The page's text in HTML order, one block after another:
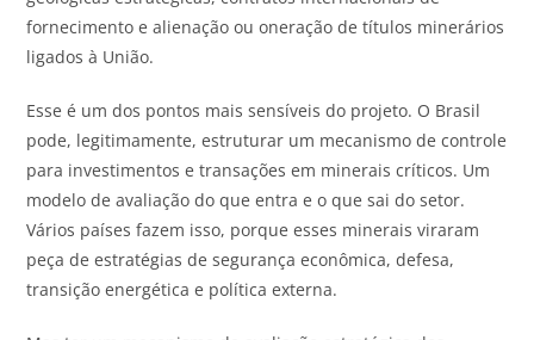
fornecimento e alienação ou oneração de títulos minerários
ligados à União.
Esse é um dos pontos mais sensíveis do projeto. O Brasil
pode, legitimamente, estruturar um mecanismo de controle
para investimentos e transações em minerais críticos. Um
modelo de avaliação do que entra e o que sai do setor.
Vários países fazem isso, porque esses minerais viraram
peça de estratégias de segurança econômica, defesa,
transição energética e política externa.